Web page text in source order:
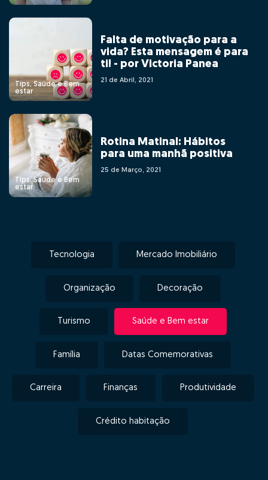
Tips, Saúde e Bem
estar
Falta de motivação para a
vida? Esta mensagem é para
ti! - por Victoria Panea
21 de Abril, 2021
Tips, Saúde e Bem
estar
Rotina Matinal: Hábitos
para uma manhã positiva
25 de Março, 2021
Tecnologia Mercado Imobiliário
Organização Decoração
Turismo Saúde e Bem estar
Família Datas Comemorativas
Carreira Finanças Produtividade
Crédito habitação